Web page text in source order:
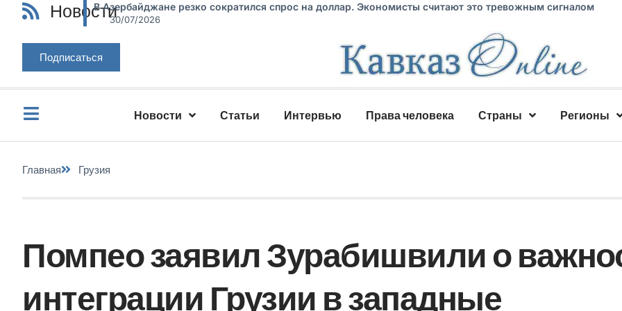
НовостиВ Азербайджане резко сократился спрос на доллар. Экономисты считают это тревожным сигналом
30/07/2026
Подписаться
Новости Статьи Интервью Права человека Страны Регионы
Главная Грузия
Помпео заявил Зурабишвили о
интеграции Грузии в западные